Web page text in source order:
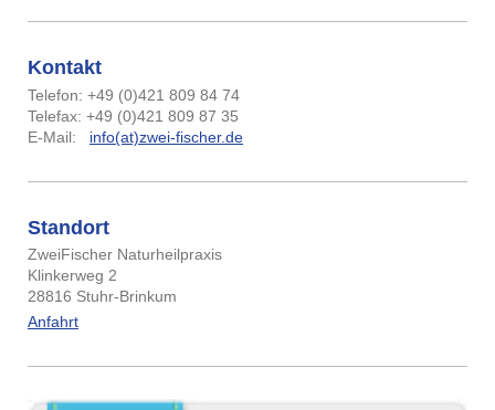
Kontakt
Telefon: +49 (0)421 809 84 74
Telefax: +49 (0)421 809 87 35
E-Mail: info(at)zwei-fischer.de
Standort
ZweiFischer Naturheilpraxis
Klinkerweg 2
28816 Stuhr-Brinkum
Anfahrt